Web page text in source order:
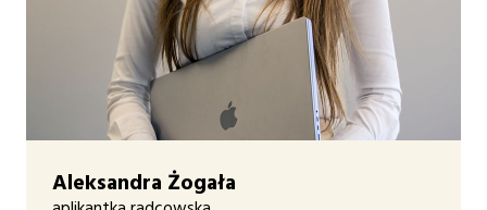
Aleksandra Żogała